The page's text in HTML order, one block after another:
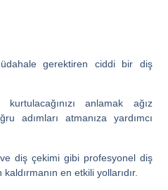
gerektiren ciddi bir diş
anlamak ağız
adımları atmanıza yardımcı
diş çekimi gibi profesyonel diş
en etkili yollarıdır.